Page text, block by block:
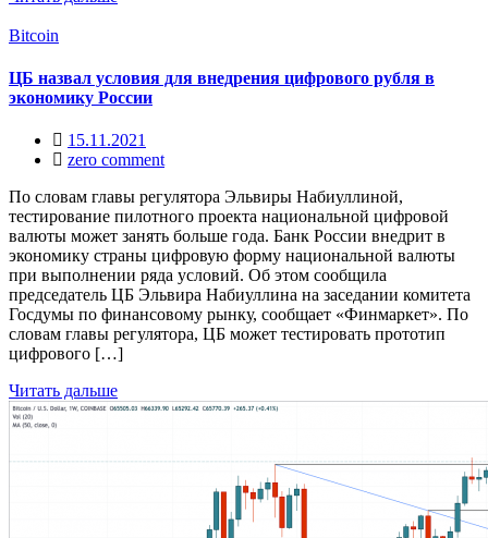
Bitcoin
ЦБ назвал условия для внедрения цифрового рубля в
экономику России
15.11.2021
zero comment
По словам главы регулятора Эльвиры Набиуллиной,
тестирование пилотного проекта национальной цифровой
валюты может занять больше года. Банк России внедрит в
экономику страны цифровую форму национальной валюты
при выполнении ряда условий. Об этом сообщила
председатель ЦБ Эльвира Набиуллина на заседании комитета
Госдумы по финансовому рынку, сообщает «Финмаркет». По
словам главы регулятора, ЦБ может тестировать прототип
цифрового […]
Читать дальше